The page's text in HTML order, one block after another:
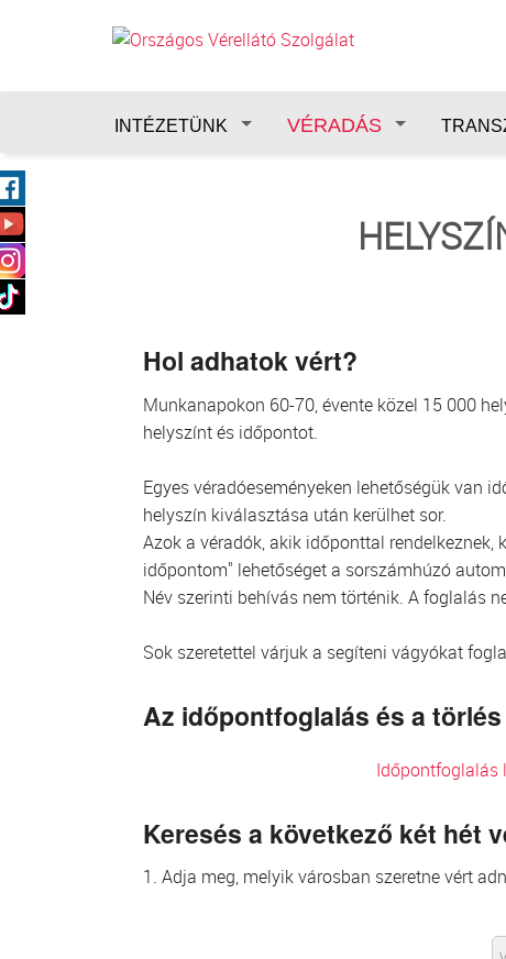
INTÉZETÜNK VÉRADÁS
Hol adhatok vért?
Munkanapokon 60-70, évente közel 15 000
helyszínt és időpontot.
Egyes véradóeseményeken lehetőségük van
helyszín kiválasztása után kerülhet sor.
Azok a véradók, akik időponttal
időpontom" lehetőséget a sorszámhúzó
Név szerinti behívás nem történik. A foglalás
Sok szeretettel várjuk a segíteni vágyókat
Az időpontfoglalás és a
Időpontfoglalás
Keresés a következő két hét
1. Adja meg, melyik városban szeretne vért